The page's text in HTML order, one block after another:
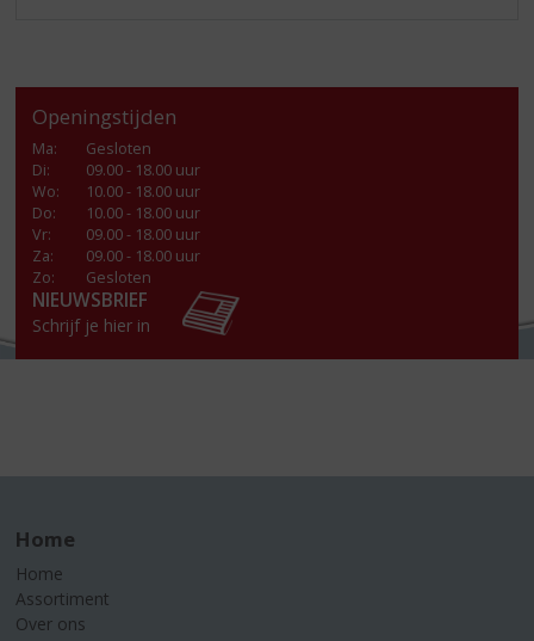
Openingstijden
Ma:
Gesloten
Di:
09.00 - 18.00 uur
Wo:
10.00 - 18.00 uur
Do:
10.00 - 18.00 uur
Vr:
09.00 - 18.00 uur
Za:
09.00 - 18.00 uur
Zo:
Gesloten
NIEUWSBRIEF
Schrijf je hier in
Home
Home
Assortiment
Over ons